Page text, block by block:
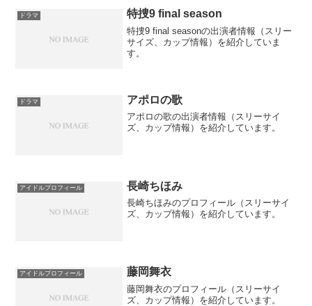
ドラマ 特捜9 final season
特捜9 final seasonの出演者情報（スリー
サイズ、カップ情報）を紹介していま
す。
ドラマ アポロの歌
アポロの歌の出演者情報（スリーサイ
ズ、カップ情報）を紹介しています。
アイドルプロフィール 長崎ちほみ
長崎ちほみのプロフィール（スリーサイ
ズ、カップ情報）を紹介しています。
アイドルプロフィール 藤岡舞衣
藤岡舞衣のプロフィール（スリーサイ
ズ、カップ情報）を紹介しています。